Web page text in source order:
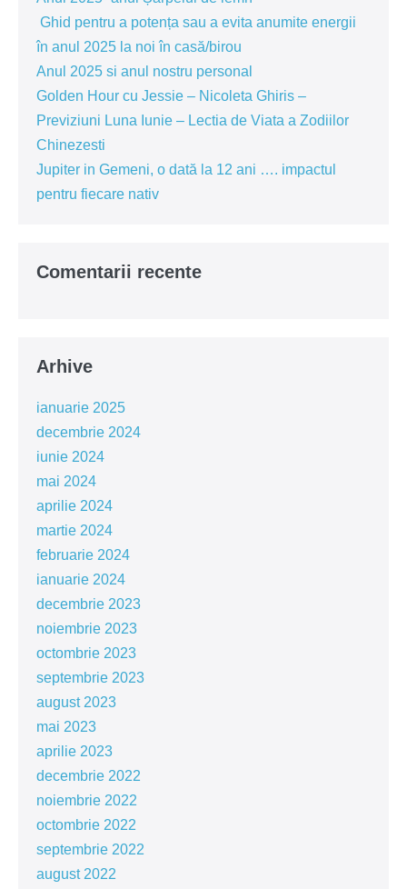
Ghid pentru a potența sau a evita anumite energii
în anul 2025 la noi în casă/birou
Anul 2025 si anul nostru personal
Golden Hour cu Jessie – Nicoleta Ghiris –
Previziuni Luna Iunie – Lectia de Viata a Zodiilor
Chinezesti
Jupiter in Gemeni, o dată la 12 ani …. impactul
pentru fiecare nativ
Comentarii recente
Arhive
ianuarie 2025
decembrie 2024
iunie 2024
mai 2024
aprilie 2024
martie 2024
februarie 2024
ianuarie 2024
decembrie 2023
noiembrie 2023
octombrie 2023
septembrie 2023
august 2023
mai 2023
aprilie 2023
decembrie 2022
noiembrie 2022
octombrie 2022
septembrie 2022
august 2022